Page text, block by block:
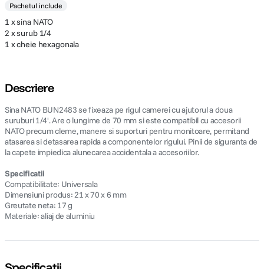
Pachetul include
1 x sina NATO
2 x surub 1/4
1 x cheie hexagonala
Descriere
Sina NATO BUN2483 se fixeaza pe rigul camerei cu ajutorul a doua
suruburi 1/4'. Are o lungime de 70 mm si este compatibil cu accesorii
NATO precum cleme, manere si suporturi pentru monitoare, permitand
atasarea si detasarea rapida a componentelor rigului. Pinii de siguranta de
la capete impiedica alunecarea accidentala a accesoriilor.
Specificatii
Compatibilitate: Universala
Dimensiuni produs: 21 x 70 x 6 mm
Greutate neta: 17 g
Materiale: aliaj de aluminiu